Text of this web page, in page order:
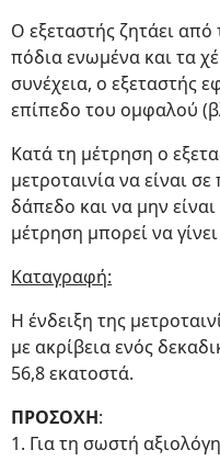
Ο εξεταστής ζητάει από
πόδια ενωμένα και τα
συνέχεια, ο εξεταστής
επίπεδο του ομφαλού
Κατά τη μέτρηση ο
μετροταινία να είναι
δάπεδο και να μην
μέτρηση μπορεί να
Καταγραφή:
Η ένδειξη της
με ακρίβεια ενός
56,8 εκατοστά.
ΠΡΟΣΟΧΗ:
1. Για τη σωστή